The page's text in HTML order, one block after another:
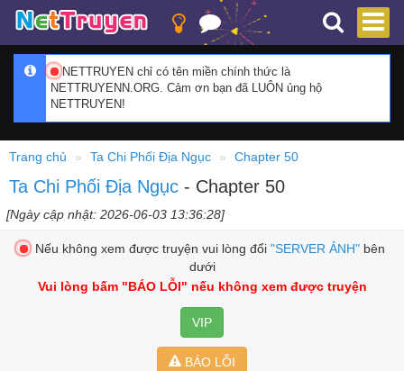
NETTRUYEN chỉ có tên miền chính thức là
NETTRUYENN.ORG. Cảm ơn bạn đã LUÔN ủng hộ
NETTRUYEN!
Trang chủ Ta Chi Phối Địa Ngục Chapter 50
Ta Chi Phối Địa Ngục - Chapter 50
[Ngày cập nhật: 2026-06-03 13:36:28]
Nếu không xem được truyện vui lòng đổi "SERVER ẢNH"bên
dưới
Vui lòng bấm "BÁO LỖI" nếu không xem được truyện
VIP
BÁO LỖI